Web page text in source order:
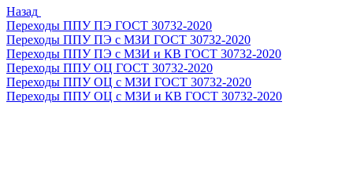
Назад
Переходы ППУ ПЭ ГОСТ 30732-2020
Переходы ППУ ПЭ с МЗИ ГОСТ 30732-2020
Переходы ППУ ПЭ с МЗИ и КВ ГОСТ 30732-2020
Переходы ППУ ОЦ ГОСТ 30732-2020
Переходы ППУ ОЦ с МЗИ ГОСТ 30732-2020
Переходы ППУ ОЦ с МЗИ и КВ ГОСТ 30732-2020